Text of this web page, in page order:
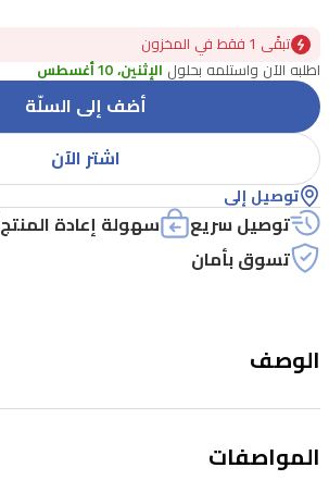
تبقًى 1 فقط في المخزون
اطلبه الآن واستلمه بحلول الإثنين، 10 أغسطس
أضف إلى السلّة
اشتر الآن
توصيل إلى
توصيل سريع سهولة إعادة المنتج
تسوق بأمان
الوصف
المواصفات